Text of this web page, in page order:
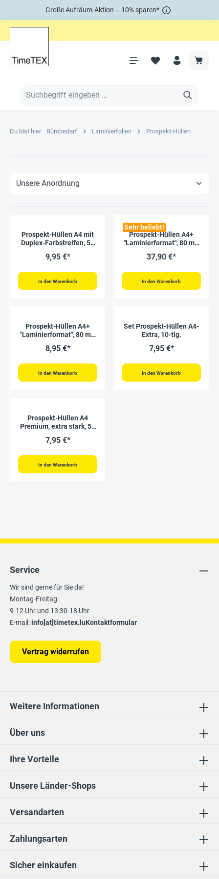
Große Aufräum-Aktion – 10% sparen*
Du bist hier: Bürobedarf Laminierfolien Prospekt-Hüllen
Prospekt-Hüllen A4 mit
Duplex-Farbstreifen, 50
9,95 €*
In den Warenkorb
Sehr beliebt!
Prospekt-Hüllen A4+
"Laminierformat", 80 my,
37,90 €*
In den Warenkorb
Prospekt-Hüllen A4+
"Laminierformat", 80 my,
8,95 €*
In den Warenkorb
Set Prospekt-Hüllen A4-
Extra, 10-tlg.
7,95 €*
In den Warenkorb
Prospekt-Hüllen A4
Premium, extra stark, 50
7,95 €*
In den Warenkorb
Ihre Vorteile
Unsere Länder-Shops
Sicher einkaufen
Über uns
Service
Wir sind gerne für Sie da!
Montag-Freitag:
9-12 Uhr und 13:30-18 Uhr
E-mail:info[at]timetex.luKontaktformular
Vertrag widerrufen
Weitere Informationen
Zahlungsarten
Versandarten